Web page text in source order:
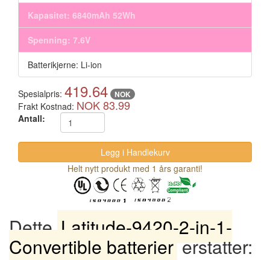
Kapasitet: 6840mAh 52Wh
Spenning: 7.6V
Batterikjerne: Li-ion
Spesialpris: 419.64 NOK
Frakt Kostnad: NOK 83.99
Antall:
Helt nytt produkt med 1 års garanti!
DetteLatitude-9420-2-in-1-
Convertible batteriererstatter: